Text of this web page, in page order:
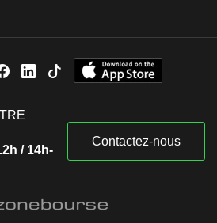
/ 14h-
Contactez-nous